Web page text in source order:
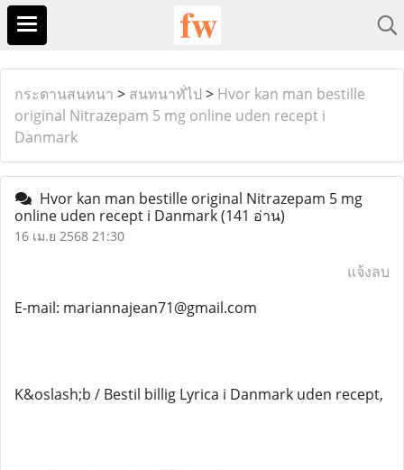
กระดานสนทนา > สนทนาทั่ไป > Hvor kan man bestille
original Nitrazepam 5 mg online uden recept i
Danmark
Hvor kan man bestille original Nitrazepam 5 mg
online uden recept i Danmark(141 อ่าน)
16 เม.ย 2568 21:30
แจ้งลบ
E-mail: mariannajean71@gmail.com
K&oslash;b / Bestil billig Lyrica i Danmark uden recept,